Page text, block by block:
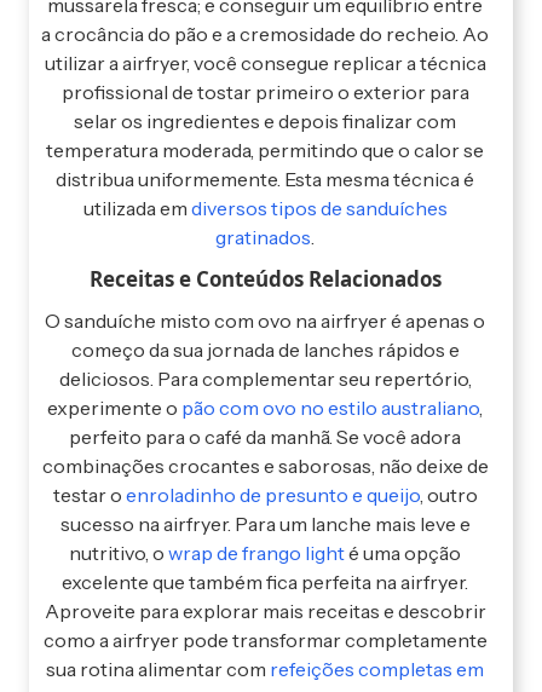
mussarela fresca; e conseguir um equilíbrio entre
a crocância do pão e a cremosidade do recheio. Ao
utilizar a airfryer, você consegue replicar a técnica
profissional de tostar primeiro o exterior para
selar os ingredientes e depois finalizar com
temperatura moderada, permitindo que o calor se
distribua uniformemente. Esta mesma técnica é
utilizada em diversos tipos de sanduíches
gratinados.
Receitas e Conteúdos Relacionados
O sanduíche misto com ovo na airfryer é apenas o
começo da sua jornada de lanches rápidos e
deliciosos. Para complementar seu repertório,
experimente o pão com ovo no estilo australiano,
perfeito para o café da manhã. Se você adora
combinações crocantes e saborosas, não deixe de
testar o enroladinho de presunto e queijo, outro
sucesso na airfryer. Para um lanche mais leve e
nutritivo, o wrap de frango lighté uma opção
excelente que também fica perfeita na airfryer.
Aproveite para explorar mais receitas e descobrir
como a airfryer pode transformar completamente
sua rotina alimentar com refeições completas em